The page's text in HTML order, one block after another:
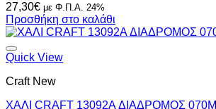
27,30€ με Φ.Π.Α. 24%
Προσθήκη στο καλάθι
Quick View
Craft New
ΧΑΛΙ CRAFT 13092A ΔΙΑΔΡΟΜΟΣ 070M